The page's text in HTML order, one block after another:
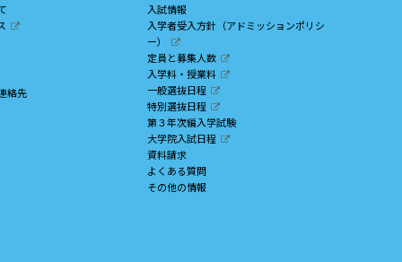
絡先
入試情報
入学者受入方針（アドミッションポリシ
ー）
定員と募集人数
入学料・授業料
一般選抜日程
特別選抜日程
第３年次編入学試験
大学院入試日程
資料請求
よくある質問
その他の情報